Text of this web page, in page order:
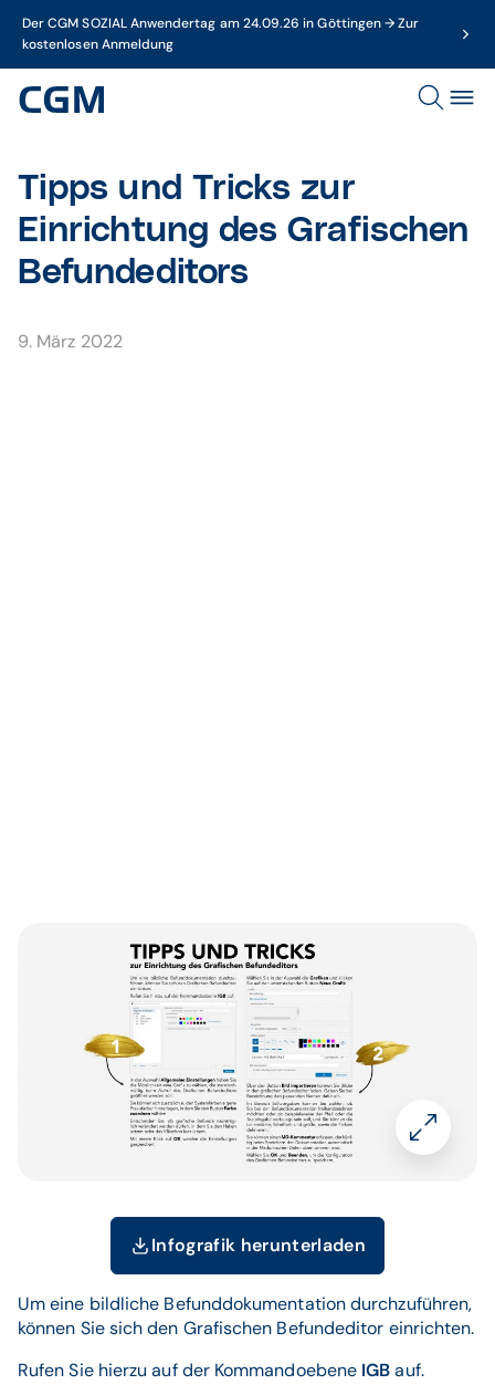
Der CGM SOZIAL Anwendertag am 24.09.26 in Göttingen → Zur
kostenlosen Anmeldung
Tipps und Tricks zur
Einrichtung des Grafischen
Befundeditors
9. März 2022
Infografik herunterladen
Um eine bildliche Befunddokumentation durchzuführen,
können Sie sich den Grafischen Befundeditor einrichten.
Rufen Sie hierzu auf der Kommandoebene IGBauf.